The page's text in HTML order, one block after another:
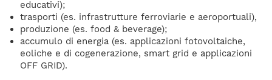
educativi);
trasporti (es. infrastrutture ferroviarie e aeroportuali),
produzione (es. food & beverage);
accumulo di energia (es. applicazioni fotovoltaiche,
eoliche e di cogenerazione, smart grid e applicazioni
OFF GRID).